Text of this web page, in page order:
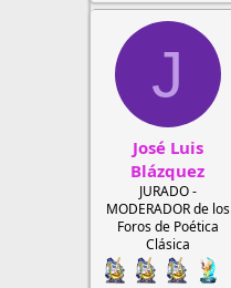
J
José Luis
Blázquez
JURADO -
MODERADOR de los
Foros de Poética
Clásica